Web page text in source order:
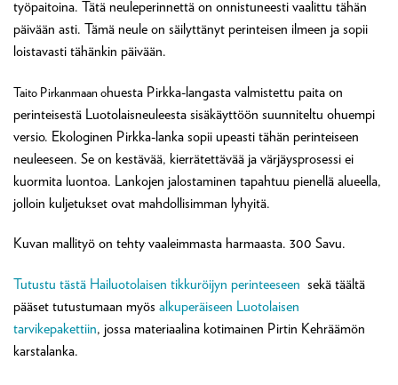
työpaitoina. Tätä neuleperinnettä on onnistuneesti vaalittu tähän
päivään asti. Tämä neule on säilyttänyt perinteisen ilmeen ja sopii
loistavasti tähänkin päivään.
Taito Pirkanmaan ohuesta Pirkka-langasta valmistettu paita on
perinteisestä Luotolaisneuleesta sisäkäyttöön suunniteltu ohuempi
versio. Ekologinen Pirkka-lanka sopii upeasti tähän perinteiseen
neuleeseen. Se on kestävää, kierrätettävää ja värjäysprosessi ei
kuormita luontoa. Lankojen jalostaminen tapahtuu pienellä alueella,
jolloin kuljetukset ovat mahdollisimman lyhyitä.
Kuvan mallityö on tehty vaaleimmasta harmaasta. 300 Savu.
Tutustu tästä Hailuotolaisen tikkuröijyn perinteeseen sekä täältä
pääset tutustumaan myös alkuperäiseen Luotolaisen
tarvikepakettiin, jossa materiaalina kotimainen Pirtin Kehräämön
karstalanka.